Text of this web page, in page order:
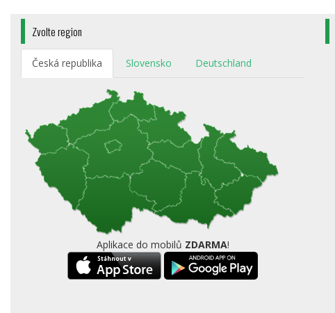
Zvolte region
Česká republika Slovensko Deutschland
Aplikace do mobilů ZDARMA!